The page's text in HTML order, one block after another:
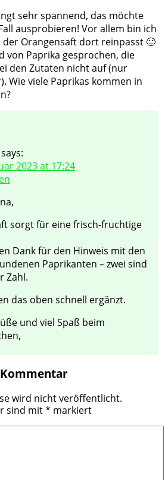
sehr spannend, das möchte
ausprobieren! Vor allem bin ich
der Orangensaft dort reinpasst 🙂
von Paprika gesprochen, die
den Zutaten nicht auf (nur
Wie viele Paprikas kommen in
says:
2023 at 17:24
sorgt für eine frisch-fruchtige
Dank für den Hinweis mit den
Paprikanten – zwei sind
Zahl.
das oben schnell ergänzt.
und viel Spaß beim
wird nicht veröffentlicht.
sind mit* markiert